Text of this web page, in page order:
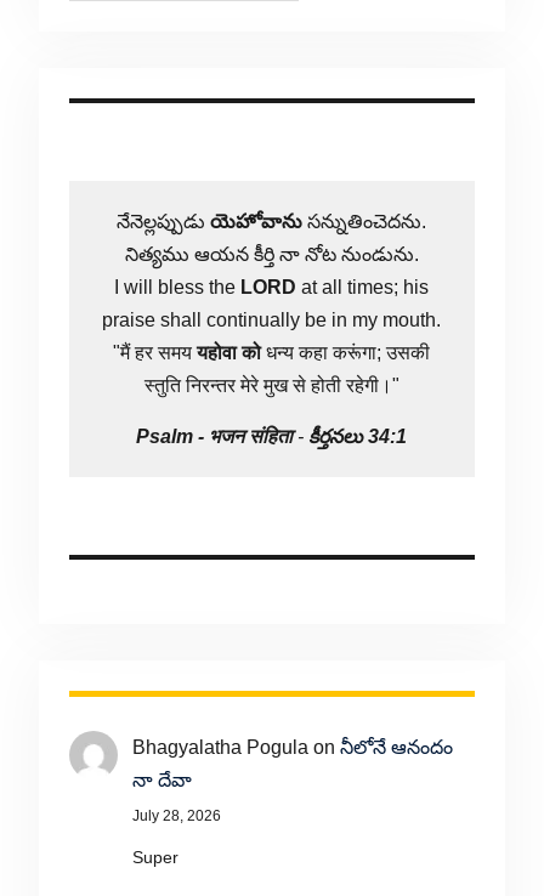
నేనెల్లప్పుడుయెహోవాను సన్నుతించెదను.
నిత్యము ఆయన కీర్తి నా నోట నుండును.
I will bless the LORD at all times; his
praise shall continually be in my mouth.
"मैं हर समययहोवा कोधन्य कहा करूंगा; उसकी
स्तुति निरन्तर मेरे मुख से होती रहेगी।"
Psalm - भजन संहिता- కీర్తనలు 34:1
Bhagyalatha Pogula on నీలోనే ఆనందం
నా దేవా
July 28, 2026
Super